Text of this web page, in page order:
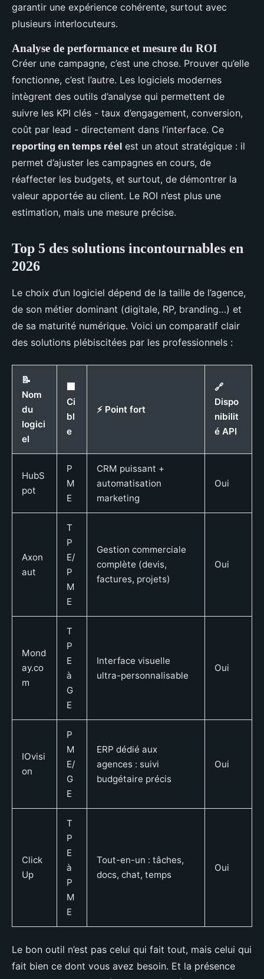
garantir une expérience cohérente, surtout avec
plusieurs interlocuteurs.
Analyse de performance et mesure du ROI
Créer une campagne, c’est une chose. Prouver qu’elle
fonctionne, c’est l’autre. Les logiciels modernes
intègrent des outils d’analyse qui permettent de
suivre les KPI clés - taux d’engagement, conversion,
coût par lead - directement dans l’interface. Ce
reporting en temps réel est un atout stratégique : il
permet d’ajuster les campagnes en cours, de
réaffecter les budgets, et surtout, de démontrer la
valeur apportée au client. Le ROI n’est plus une
estimation, mais une mesure précise.
Top 5 des solutions incontournables en
2026
Le choix d’un logiciel dépend de la taille de l’agence,
de son métier dominant (digitale, RP, branding…) et
de sa maturité numérique. Voici un comparatif clair
des solutions plébiscitées par les professionnels :
📝
Nom
du
logici
el
🏢
Ci
bl
e
⚡ Point fort
🔗
Dispo
nibilit
é API
HubS
pot
P
M
E
CRM puissant +
automatisation
marketing
Oui
Axon
aut
T
P
E/
P
M
E
Gestion commerciale
complète (devis,
factures, projets)
Oui
Mond
ay.co
m
T
P
E
à
G
E
Interface visuelle
ultra-personnalisable
Oui
IOvisi
on
P
M
E/
G
E
ERP dédié aux
agences : suivi
budgétaire précis
Oui
Click
Up
T
P
E
à
P
M
E
Tout-en-un : tâches,
docs, chat, temps
Oui
Le bon outil n’est pas celui qui fait tout, mais celui qui
fait bien ce dont vous avez besoin. Et la présence